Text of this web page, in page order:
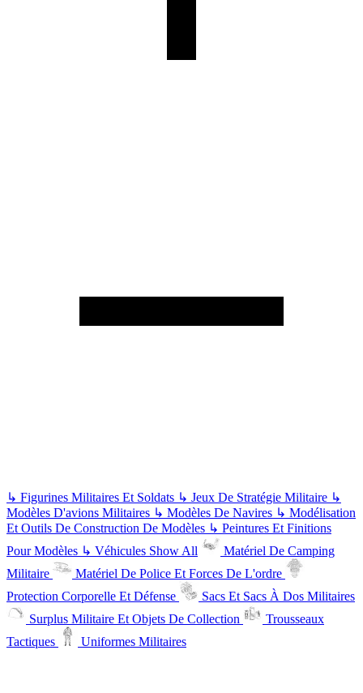
↳ Figurines Militaires Et Soldats ↳ Jeux De Stratégie Militaire ↳
Modèles D'avions Militaires ↳ Modèles De Navires ↳ Modélisation
Et Outils De Construction De Modèles ↳ Peintures Et Finitions
Pour Modèles ↳ Véhicules Show All
Matériel De Camping
Militaire
Matériel De Police Et Forces De L'ordre
Protection Corporelle Et Défense
Sacs Et Sacs À Dos Militaires
Surplus Militaire Et Objets De Collection
Trousseaux
Tactiques
Uniformes Militaires